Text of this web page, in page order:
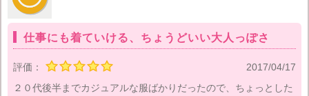
仕事にも着ていける、ちょうどいい大人っぽさ
評価：
2017/04/17
２０代後半までカジュアルな服ばかりだったので、ちょっとした